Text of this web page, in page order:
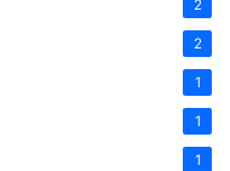
2
2
1
1
1